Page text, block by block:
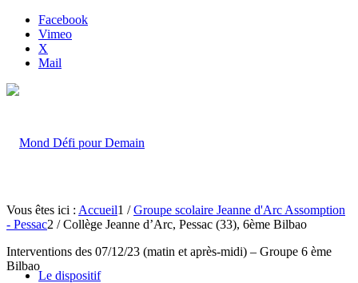
Facebook
Vimeo
X
Mail
Le dispositif
Vous êtes ici : Accueil1 / Groupe scolaire Jeanne d'Arc Assomption
- Pessac2 / Collège Jeanne d’Arc, Pessac (33), 6ème Bilbao
Interventions des 07/12/23 (matin et après-midi) – Groupe 6 ème
Bilbao